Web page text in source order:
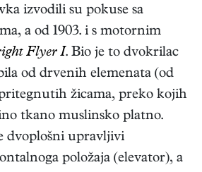
izvodili su pokuse sa
a od 1903. i s motornim
Flyer I. Bio je to dvokrilac
od drvenih elemenata (od
žicama, preko kojih
tkano muslinsko platno.
dvoplošni upravljivi
položaja (elevator), a